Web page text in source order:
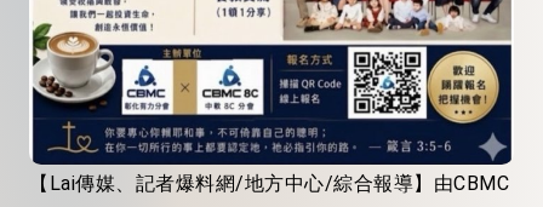
【Lai傳媒、記者爆料網/地方中心/綜合報導】由CBMC